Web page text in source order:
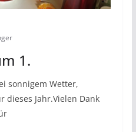
1.
sonnigem Wetter,
dieses Jahr.Vielen Dank